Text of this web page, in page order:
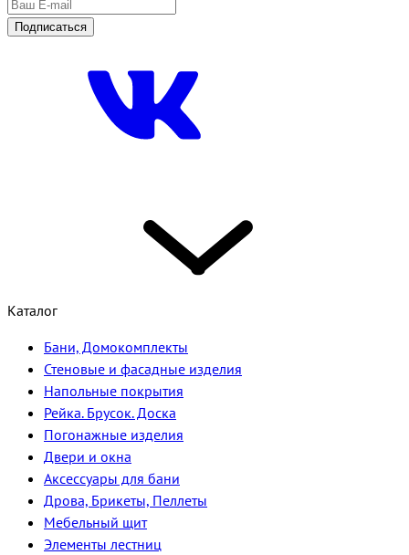
Подписаться
Каталог
Бани, Домокомплекты
Стеновые и фасадные изделия
Напольные покрытия
Рейка. Брусок. Доска
Погонажные изделия
Двери и окна
Аксессуары для бани
Дрова, Брикеты, Пеллеты
Мебельный щит
Элементы лестниц